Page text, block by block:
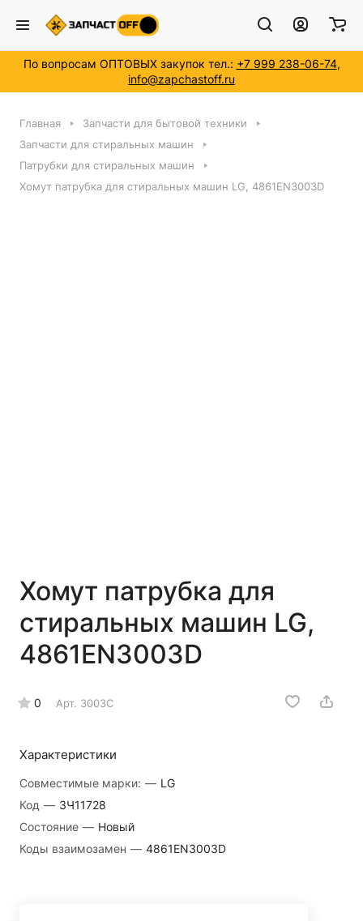
По вопросам ОПТОВЫХ закупок тел.: +7 999 238-06-74,
info@zapchastoff.ru
Главная
Запчасти для бытовой техники
Запчасти для стиральных машин
Патрубки для стиральных машин
Хомут патрубка для стиральных машин LG, 4861EN3003D
Хомут патрубка для
стиральных машин LG,
4861EN3003D
0 Арт. 3003C
Характеристики
Совместимые марки: — LG
Код — ЗЧ11728
Состояние — Новый
Коды взаимозамен — 4861EN3003D